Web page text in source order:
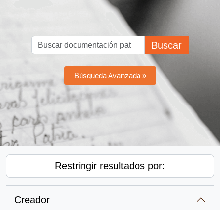
Buscar
Búsqueda Avanzada »
Restringir resultados por:
Creador